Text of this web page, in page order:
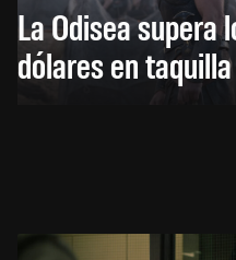
La Odisea supera
dólares en